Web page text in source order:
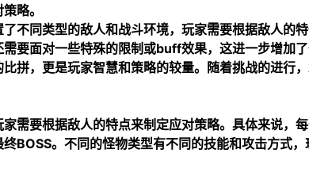
略。
不同类型的敌人和战斗环境，玩家需要根据敌人的
要面对一些特殊的限制或buff效果，这进一步增加了
拼，更是玩家智慧和策略的较量。随着挑战的进行
需要根据敌人的特点来制定应对策略。具体来说，
BOSS。不同的怪物类型有不同的技能和攻击方式，